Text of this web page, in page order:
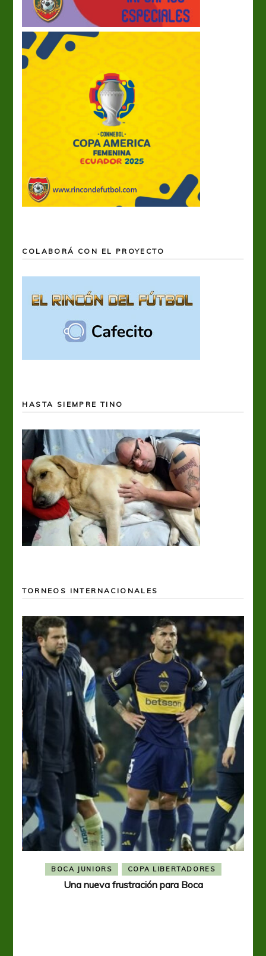
COLABORÁ CON EL PROYECTO
HASTA SIEMPRE TINO
TORNEOS INTERNACIONALES
BOCA JUNIORS COPA LIBERTADORES
Una nueva frustración para Boca